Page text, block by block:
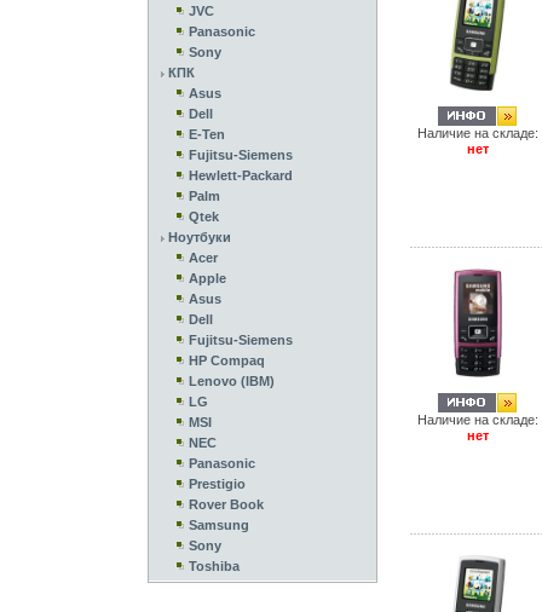
JVC
Panasonic
Sony
КПК
Asus
Dell
E-Ten
Fujitsu-Siemens
Hewlett-Packard
Palm
Qtek
Ноутбуки
Acer
Apple
Asus
Dell
Fujitsu-Siemens
HP Compaq
Lenovo (IBM)
LG
MSI
NEC
Panasonic
Prestigio
Rover Book
Samsung
Sony
Toshiba
Наличие на складе:
нет
Наличие на складе:
нет